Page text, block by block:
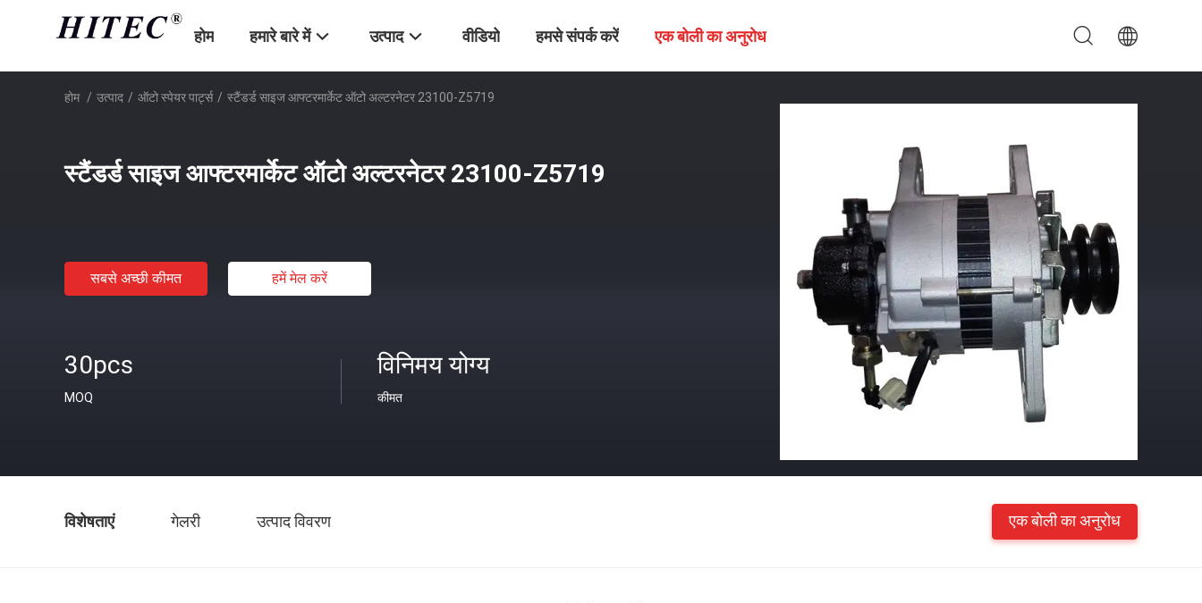
होम हमारे बारे में उत्पाद वीडियो हमसे संपर्क करें एक बोली का अनुरोध
होम / उत्पाद / ऑटो स्पेयर पार्ट्स / स्टैंडर्ड साइज आफ्टरमार्केट ऑटो अल्टरनेटर 23100-Z5719
स्टैंडर्ड साइज आफ्टरमार्केट ऑटो अल्टरनेटर 23100-Z5719
सबसे अच्छी कीमत हमें मेल करें
30pcs
MOQ
विनिमय योग्य
कीमत
विशेषताएं गेलरी उत्पाद विवरण एक बोली का अनुरोध